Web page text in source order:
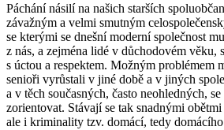
Páchání násilí na našich starších
závažným a velmi smutným
se kterými se dnešní moderní společnost
z nás, a zejména lidé v důchodovém věku,
s úctou a respektem. Možným problémem
senioři vyrůstali v jiné době a v jiných
a v těch současných, často neohledných,
zorientovat. Stávají se tak snadnými
ale i kriminality tzv. domácí, tedy